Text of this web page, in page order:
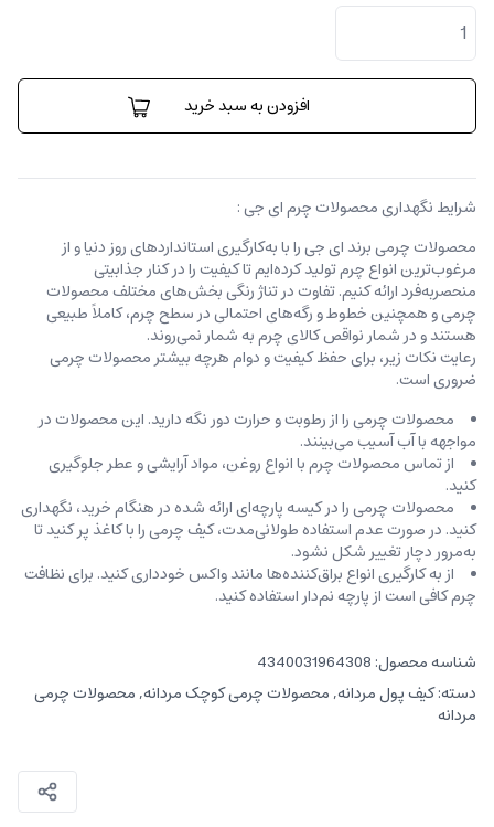
کیف
پول
پیترو
عدد
افزودن به سبد خرید
شرایط نگهداری محصولات چرم ای جی :
محصولات چرمی برند ای جی را با به‌کارگیری استانداردهای روز دنیا و از
مرغوب‌ترین انواع چرم تولید کرده‌ایم تا کیفیت را در کنار جذابیتی
منحصربه‌فرد ارائه کنیم. تفاوت در تناژ رنگی بخش‌های مختلف محصولات
چرمی و همچنین خطوط و رگه‌‌های احتمالی در سطح چرم، کاملاً طبیعی
هستند و در شمار نواقص کالای چرم به شمار نمی‌روند.
رعایت نکات زیر، برای حفظ کیفیت و دوام هرچه بیشتر محصولات چرمی
ضروری است.
محصولات چرمی را از رطوبت و حرارت دور نگه دارید. این محصولات در
مواجهه با آب آسیب می‌بینند.
از تماس محصولات چرم با انواع روغن‌، مواد آرایشی و عطر جلوگیری
کنید.
محصولات چرمی را در کیسه‌ پارچه‌ای ارائه شده در هنگام خرید، ‌نگهداری
کنید. در صورت عدم استفاده طولانی‌مدت، کیف‌ چرمی را با کاغذ پر کنید تا
به‌مرور دچار تغییر شکل نشود.
از به کارگیری انواع براق‌کننده‌ها مانند واکس خودداری کنید. برای نظافت
چرم کافی است از پارچه‌ نم‌دار استفاده کنید.
شناسه محصول: 4340031964308
دسته:کیف پول مردانه,محصولات چرمی کوچک مردانه,محصولات چرمی
مردانه